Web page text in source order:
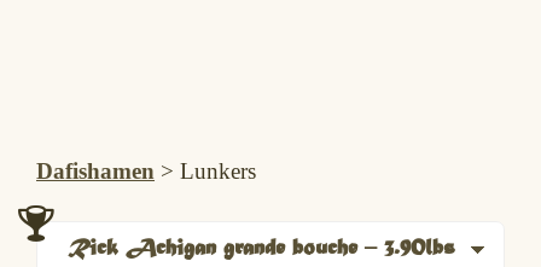
Dafishamen > Lunkers
Rick Achigan grande bouche – 3.90lbs